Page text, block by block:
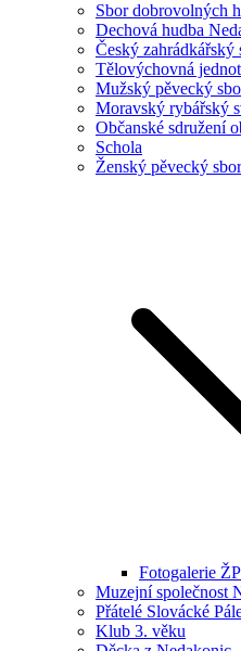
Sbor dobrovolných
Dechová hudba
Český zahrádkářský
Tělovýchovná
Mužský pěvecký
Moravský rybářský
Občanské sdružení
Schola
Ženský pěvecký sbor
Fotogalerie
Muzejní společnost
Přátelé Slovácké
Klub 3. věku